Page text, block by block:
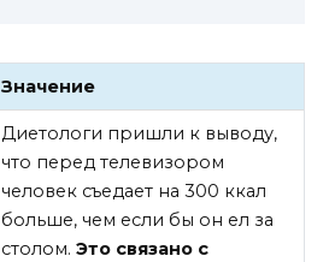
Значение
Диетологи пришли к выводу,
что перед телевизором
человек съедает на 300 ккал
больше, чем если бы он ел за
столом.Это связано с